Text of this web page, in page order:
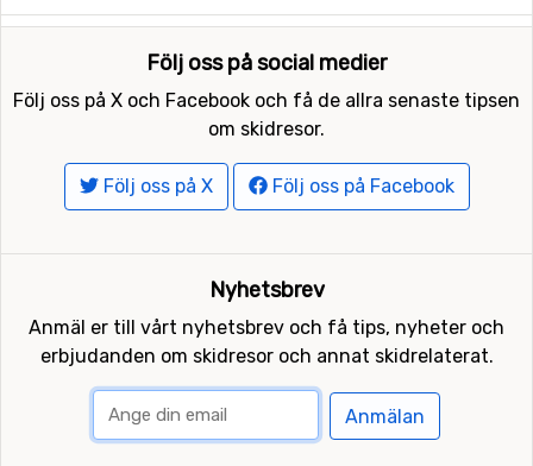
Följ oss på social medier
Följ oss på X och Facebook och få de allra senaste tipsen
om skidresor.
Följ oss på X Följ oss på Facebook
Nyhetsbrev
Anmäl er till vårt nyhetsbrev och få tips, nyheter och
erbjudanden om skidresor och annat skidrelaterat.
Anmälan